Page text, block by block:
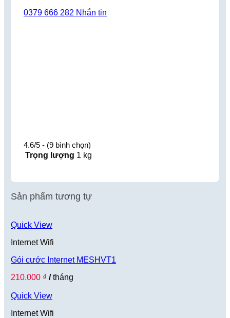
0379 666 282 Nhắn tin
4.6/5 - (9 bình chọn)
Trọng lượng 1 kg
Sản phẩm tương tự
Quick View
Internet Wifi
Gói cước Internet MESHVT1
210.000 ₫ /tháng
Quick View
Internet Wifi